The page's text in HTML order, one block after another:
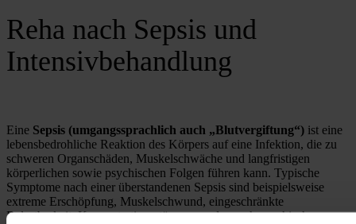
Reha nach Sepsis und
Intensivbehandlung
Eine Sepsis (umgangssprachlich auch „Blutvergiftung“) ist eine
lebensbedrohliche Reaktion des Körpers auf eine Infektion, die zu
schweren Organschäden, Muskelschwäche und langfristigen
körperlichen sowie psychischen Folgen führen kann. Typische
Symptome nach einer überstandenen Sepsis sind beispielsweise
extreme Erschöpfung, Muskelschwund, eingeschränkte
Belastbarkeit, Konzentrationsstörungen oder auch psychische